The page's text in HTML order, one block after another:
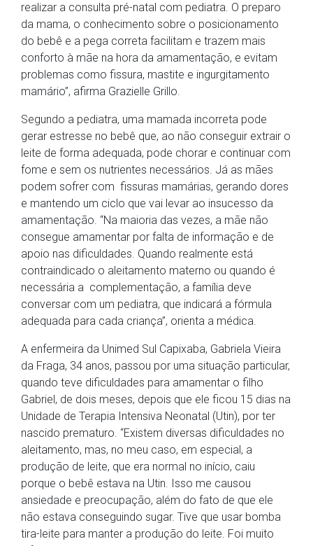
realizar a consulta pré-natal com pediatra. O preparo
da mama, o conhecimento sobre o posicionamento
do bebê e a pega correta facilitam e trazem mais
conforto à mãe na hora da amamentação, e evitam
problemas como fissura, mastite e ingurgitamento
mamário”, afirma Grazielle Grillo.
Segundo a pediatra, uma mamada incorreta pode
gerar estresse no bebê que, ao não conseguir extrair o
leite de forma adequada, pode chorar e continuar com
fome e sem os nutrientes necessários. Já as mães
podem sofrer com fissuras mamárias, gerando dores
e mantendo um ciclo que vai levar ao insucesso da
amamentação. “Na maioria das vezes, a mãe não
consegue amamentar por falta de informação e de
apoio nas dificuldades. Quando realmente está
contraindicado o aleitamento materno ou quando é
necessária a complementação, a família deve
conversar com um pediatra, que indicará a fórmula
adequada para cada criança”, orienta a médica.
A enfermeira da Unimed Sul Capixaba, Gabriela Vieira
da Fraga, 34 anos, passou por uma situação particular,
quando teve dificuldades para amamentar o filho
Gabriel, de dois meses, depois que ele ficou 15 dias na
Unidade de Terapia Intensiva Neonatal (Utin), por ter
nascido prematuro. “Existem diversas dificuldades no
aleitamento, mas, no meu caso, em especial, a
produção de leite, que era normal no início, caiu
porque o bebê estava na Utin. Isso me causou
ansiedade e preocupação, além do fato de que ele
não estava conseguindo sugar. Tive que usar bomba
tira-leite para manter a produção do leite. Foi muito